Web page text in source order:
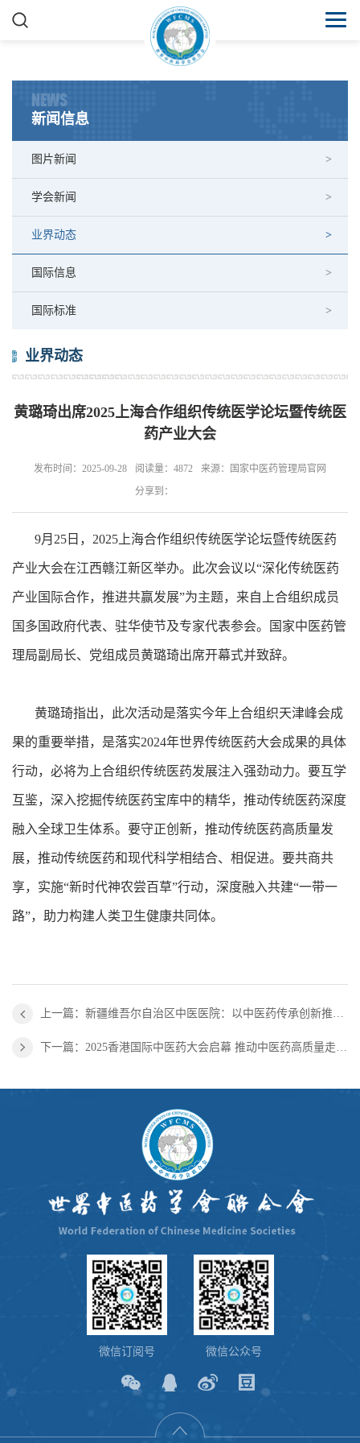
NEWS
新闻信息
图片新闻
学会新闻
业界动态
国际信息
国际标准
业界动态
黄璐琦出席2025上海合作组织传统医学论坛暨传统医
药产业大会
发布时间：2025-09-28 阅读量：4872
来源：国家中医药管理局官网
分享到：
9月25日，2025上海合作组织传统医学论坛暨传统医药
产业大会在江西赣江新区举办。此次会议以“深化传统医药
产业国际合作，推进共赢发展”为主题，来自上合组织成员
国多国政府代表、驻华使节及专家代表参会。国家中医药管
理局副局长、党组成员黄璐琦出席开幕式并致辞。
黄璐琦指出，此次活动是落实今年上合组织天津峰会成
果的重要举措，是落实2024年世界传统医药大会成果的具体
行动，必将为上合组织传统医药发展注入强劲动力。要互学
互鉴，深入挖掘传统医药宝库中的精华，推动传统医药深度
融入全球卫生体系。要守正创新，推动传统医药高质量发
展，推动传统医药和现代科学相结合、相促进。要共商共
享，实施“新时代神农尝百草”行动，深度融入共建“一带一
路”，助力构建人类卫生健康共同体。
微信订阅号 微信公众号